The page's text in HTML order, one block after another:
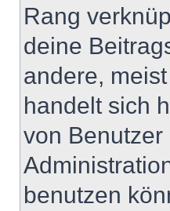
Rang
deine
andere,
handelt sich
von
benutzen